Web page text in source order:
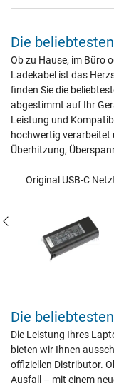
Die
Ob zu Hause, im Büro
Ladekabel ist das
finden Sie die
abgestimmt auf Ihr
Leistung und
hochwertig verarbeitet
Überhitzung,
Original USB-C
Die
Die Leistung Ihres
bieten wir Ihnen
offiziellen Distributor.
Ausfall – mit einem